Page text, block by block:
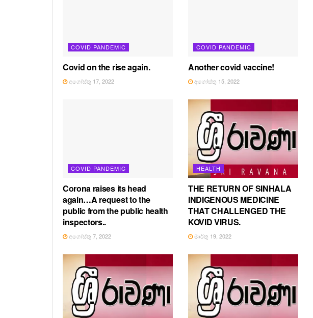
COVID PANDEMIC
Covid on the rise again.
අගෝස්තු 17, 2022
COVID PANDEMIC
Another covid vaccine!
අගෝස්තු 15, 2022
COVID PANDEMIC
Corona raises its head
again…A request to the
public from the public health
inspectors..
අගෝස්තු 7, 2022
HEALTH
THE RETURN OF SINHALA
INDIGENOUS MEDICINE
THAT CHALLENGED THE
KOVID VIRUS.
මාර්තු 19, 2022